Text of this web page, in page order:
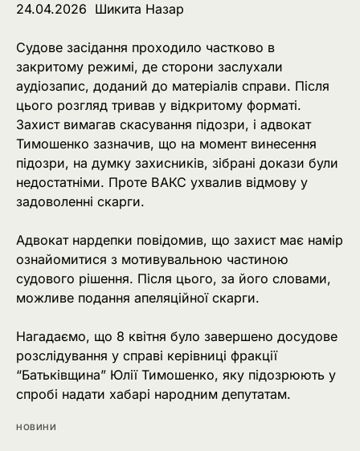
24.04.2026 Шикита Назар
Судове засідання проходило частково в
закритому режимі, де сторони заслухали
аудіозапис, доданий до матеріалів справи. Після
цього розгляд тривав у відкритому форматі.
Захист вимагав скасування підозри, і адвокат
Тимошенко зазначив, що на момент винесення
підозри, на думку захисників, зібрані докази були
недостатніми. Проте ВАКС ухвалив відмову у
задоволенні скарги.
Адвокат нардепки повідомив, що захист має намір
ознайомитися з мотивувальною частиною
судового рішення. Після цього, за його словами,
можливе подання апеляційної скарги.
Нагадаємо, що 8 квітня було завершено досудове
розслідування у справі керівниці фракції
“Батьківщина” Юлії Тимошенко, яку підозрюють у
спробі надати хабарі народним депутатам.
НОВИНИ